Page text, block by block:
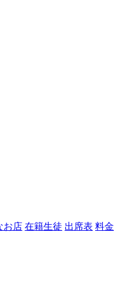
お店 在籍生徒 出席表 料金